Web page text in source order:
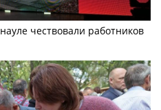
чествовали работников